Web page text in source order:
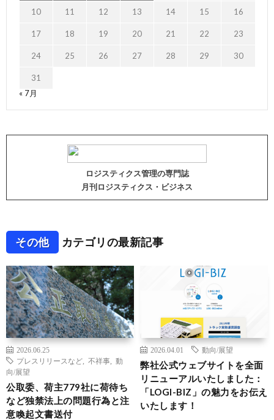
10 11 12 13 14 15 16
17 18 19 20 21 22 23
24 25 26 27 28 29 30
31
« 7月
ロジスティクス管理の専門誌
月刊ロジスティクス・ビジネス
その他 カテゴリの最新記事
2026.06.25
プレスリリースなど
不祥事
動
向/展望
公取委、荷主779社に荷待ち
など独禁法上の問題行為と注
意喚起文書送付
2026.04.01 動向/展望
弊社公式ウェブサイトを全面
リニューアルいたしました：
「LOGI-BIZ」の魅力をお伝え
いたします！